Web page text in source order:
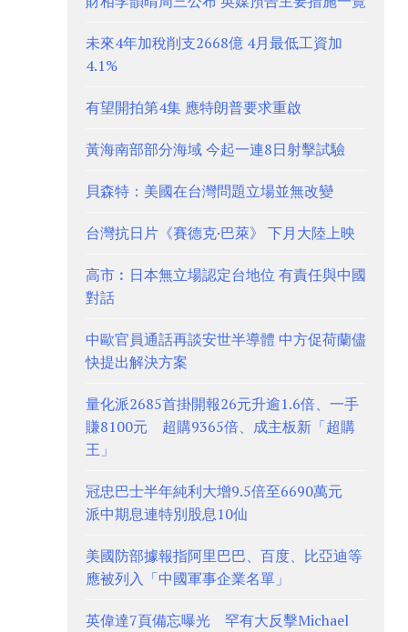
未來4年加稅削支2668億 4月最低工資加
4.1%
有望開拍第4集 應特朗普要求重啟
黃海南部部分海域 今起一連8日射擊試驗
貝森特：美國在台灣問題立場並無改變
台灣抗日片《賽德克·巴萊》 下月大陸上映
高市︰日本無立場認定台地位 有責任與中國
對話
中歐官員通話再談安世半導體 中方促荷蘭儘
快提出解決方案
量化派2685首掛開報26元升逾1.6倍、一手
賺8100元 超購9365倍、成主板新「超購
王」
冠忠巴士半年純利大增9.5倍至6690萬元
派中期息連特別股息10仙
美國防部據報指阿里巴巴、百度、比亞迪等
應被列入「中國軍事企業名單」
英偉達7頁備忘曝光 罕有大反擊Michael